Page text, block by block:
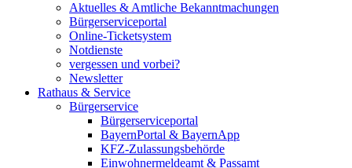
Aktuelles & Amtliche Bekanntmachungen
Bürgerserviceportal
Online-Ticketsystem
Notdienste
vergessen und vorbei?
Newsletter
Rathaus & Service
Bürgerservice
Bürgerserviceportal
BayernPortal & BayernApp
KFZ-Zulassungsbehörde
Einwohnermeldeamt & Passamt